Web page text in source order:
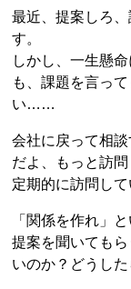
最近、提案しろ
す。
しかし、一生懸
も、課題を言っ
い……
会社に戻って相
だよ、もっと訪問
定期的に訪問し
「関係を作れ」
提案を聞いても
いのか？どうし